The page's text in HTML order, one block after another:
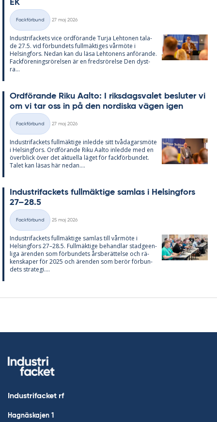
EK
Kategorier
Fackförbund
27 maj 2026
In­du­stri­fac­kets vice ord­fö­ran­de Turja Lehto­nen ta­la­
de 27.5. vid för­bun­dets full­mäk­ti­ges vår­möte i
Helsing­fors. Ne­dan kan du läsa Lehto­nens an­fö­ran­de.
Fack­för­e­nings­rö­rel­sen är en freds­rö­rel­se Den dyst­
ra...
Ord­fö­ran­de Riku Aal­to: I riks­dags­va­let be­slu­ter vi
om vi tar oss in på den nor­dis­ka vägen igen
Kategorier
Fackförbund
27 maj 2026
In­du­stri­fac­kets full­mäk­ti­ge in­led­de sitt två­da­garsmöte
i Helsing­fors. Ord­fö­ran­de Riku Aal­to in­led­de med en
över­blick över det ak­tu­el­la lä­get för fack­för­bun­det.
Ta­let kan lä­sas här ne­dan....
In­du­stri­fac­kets full­mäk­ti­ge sam­las i Helsing­fors
27–28.5
Kategorier
Fackförbund
25 maj 2026
In­du­stri­fac­kets full­mäk­ti­ge sam­las till vår­möte i
Helsing­fors 27–28.5. Full­mäk­ti­ge be­hand­lar stad­ge­en­
li­ga ären­den som för­bun­dets års­be­rät­tel­se och rä­
ken­ska­per för 2025 och ären­den som be­rör för­bun­
dets stra­te­gi....
Industrifacket rf
Hagnäskajen 1